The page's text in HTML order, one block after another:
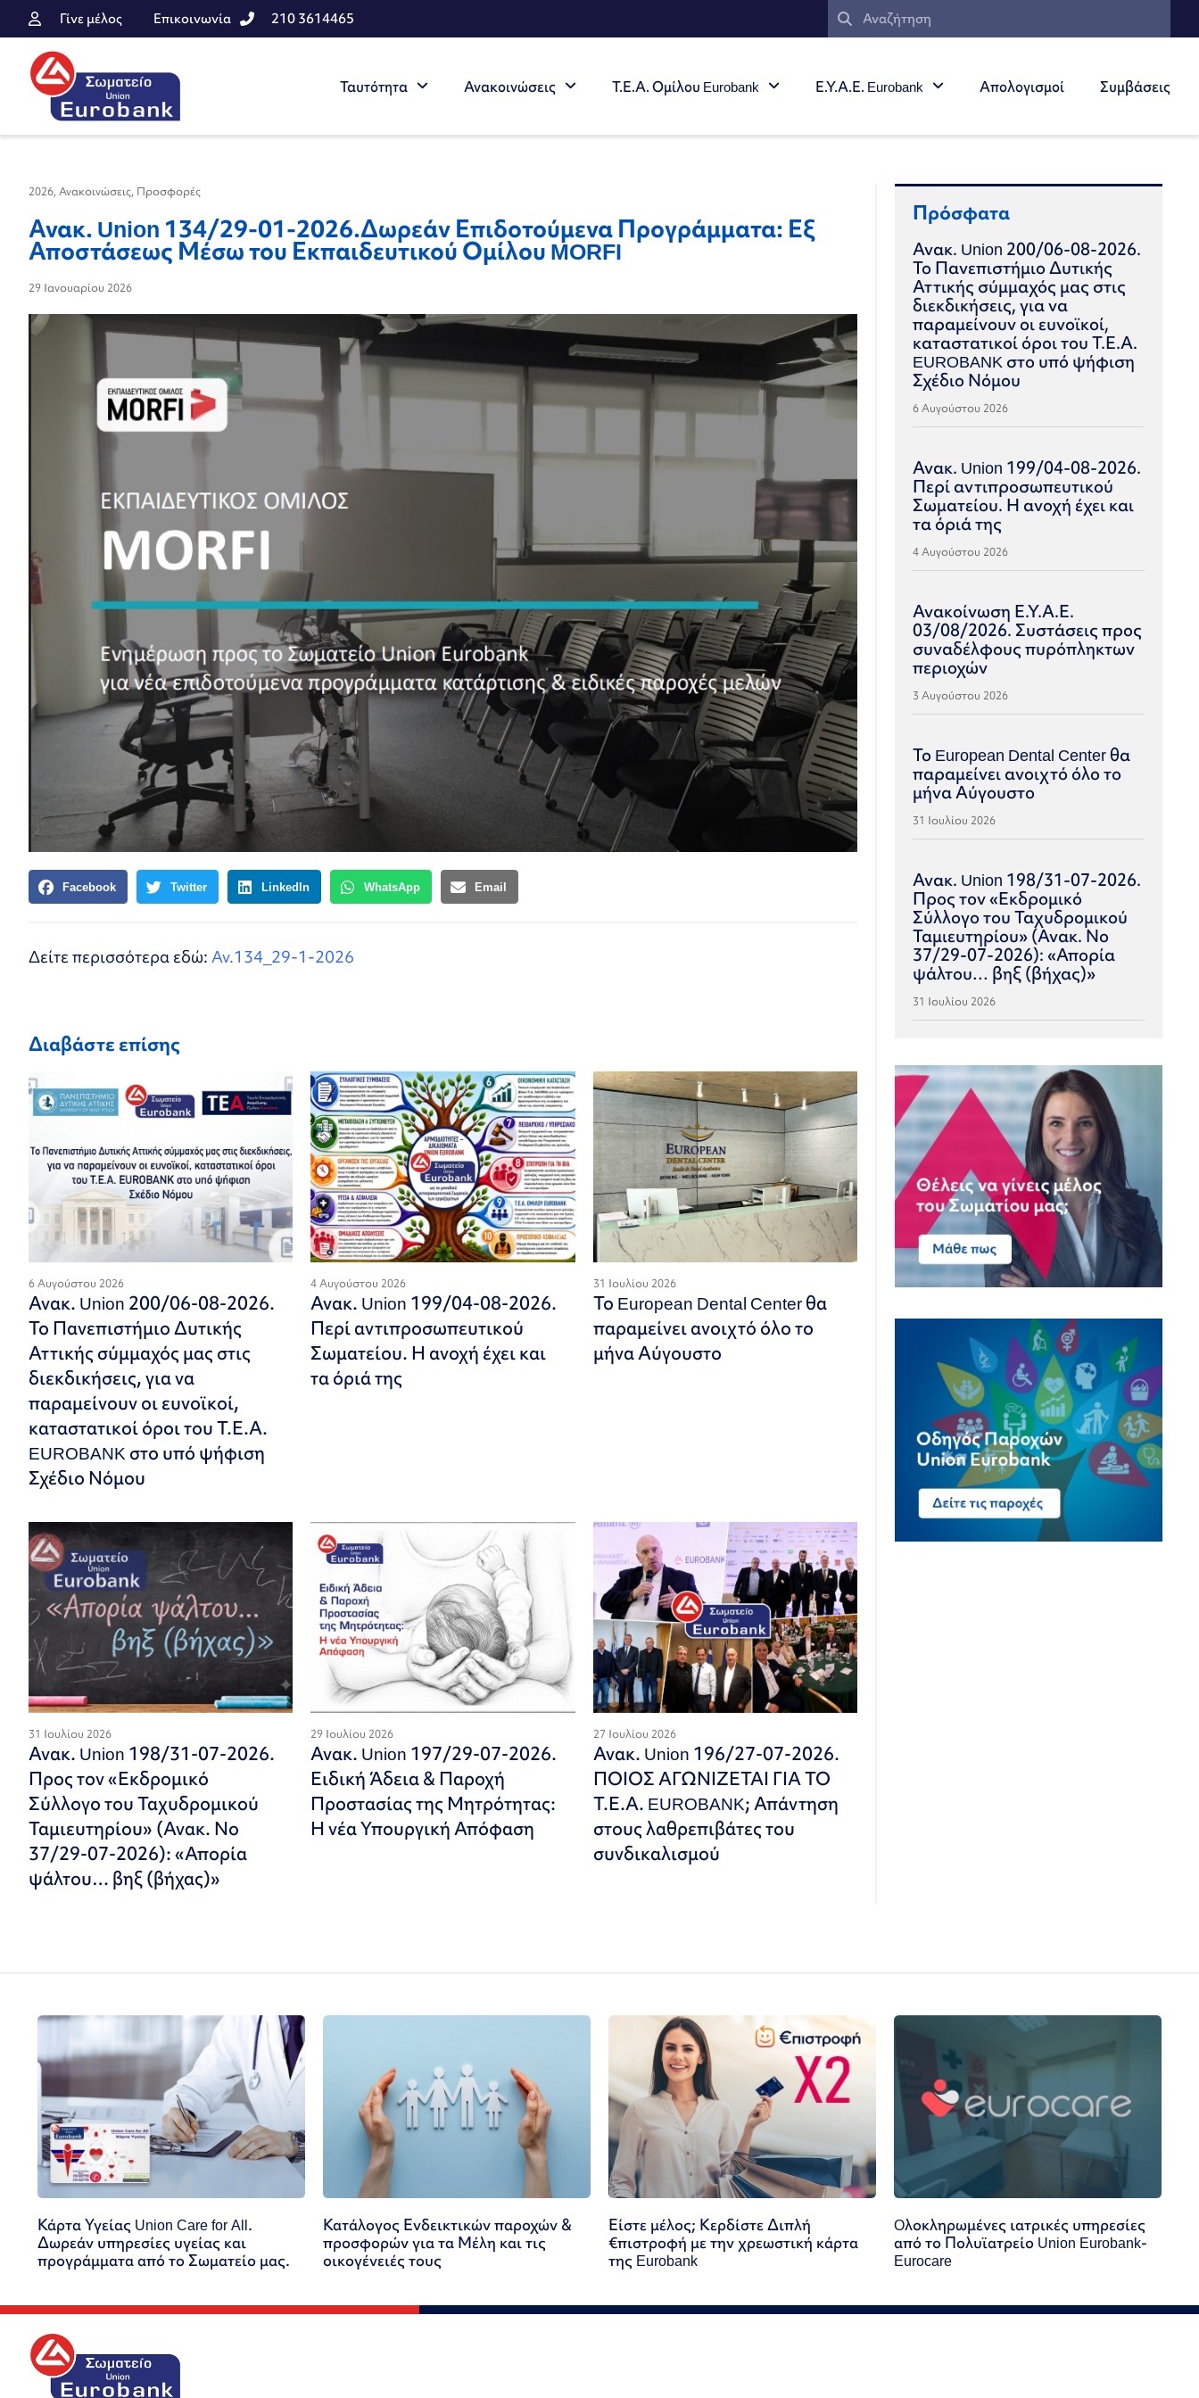
Γίνε μέλος Επικοινωνία 210 3614465
Ταυτότητα Ανακοινώσεις Τ.Ε.Α. Ομίλου Eurobank Ε.Υ.Α.Ε. Eurobank Απολογισμοί Συμβάσεις
2026, Ανακοινώσεις, Προσφορές
Ανακ. Union 134/29-01-2026.Δωρεάν Επιδοτούμενα Προγράμματα: Εξ
Αποστάσεως Μέσω του Εκπαιδευτικού Ομίλου MORFI
29 Ιανουαρίου 2026
Facebook Twitter LinkedIn WhatsApp Email
Δείτε περισσότερα εδώ: Αν.134_29-1-2026
Διαβάστε επίσης
6 Αυγούστου 2026
Ανακ. Union 200/06-08-2026.
Το Πανεπιστήμιο Δυτικής
Αττικής σύμμαχός μας στις
διεκδικήσεις, για να
παραμείνουν οι ευνοϊκοί,
καταστατικοί όροι του Τ.Ε.Α.
EUROBANK στο υπό ψήφιση
Σχέδιο Νόμου
4 Αυγούστου 2026
Ανακ. Union 199/04-08-2026.
Περί αντιπροσωπευτικού
Σωματείου. Η ανοχή έχει και
τα όριά της
31 Ιουλίου 2026
Το European Dental Center θα
παραμείνει ανοιχτό όλο το
μήνα Αύγουστο
31 Ιουλίου 2026
Ανακ. Union 198/31-07-2026.
Προς τον «Εκδρομικό
Σύλλογο του Ταχυδρομικού
Ταμιευτηρίου» (Ανακ. Νο
37/29-07-2026): «Απορία
ψάλτου… βηξ (βήχας)»
29 Ιουλίου 2026
Ανακ. Union 197/29-07-2026.
Ειδική Άδεια & Παροχή
Προστασίας της Μητρότητας:
Η νέα Υπουργική Απόφαση
27 Ιουλίου 2026
Ανακ. Union 196/27-07-2026.
ΠΟΙΟΣ ΑΓΩΝΙΖΕΤΑΙ ΓΙΑ ΤΟ
Τ.Ε.Α. EUROBANK; Απάντηση
στους λαθρεπιβάτες του
συνδικαλισμού
Πρόσφατα
Ανακ. Union 200/06-08-2026.
Το Πανεπιστήμιο Δυτικής
Αττικής σύμμαχός μας στις
διεκδικήσεις, για να
παραμείνουν οι ευνοϊκοί,
καταστατικοί όροι του Τ.Ε.Α.
EUROBANK στο υπό ψήφιση
Σχέδιο Νόμου
6 Αυγούστου 2026
Ανακ. Union 199/04-08-2026.
Περί αντιπροσωπευτικού
Σωματείου. Η ανοχή έχει και
τα όριά της
4 Αυγούστου 2026
Ανακοίνωση Ε.Υ.Α.Ε.
03/08/2026. Συστάσεις προς
συναδέλφους πυρόπληκτων
περιοχών
3 Αυγούστου 2026
Το European Dental Center θα
παραμείνει ανοιχτό όλο το
μήνα Αύγουστο
31 Ιουλίου 2026
Ανακ. Union 198/31-07-2026.
Προς τον «Εκδρομικό
Σύλλογο του Ταχυδρομικού
Ταμιευτηρίου» (Ανακ. Νο
37/29-07-2026): «Απορία
ψάλτου… βηξ (βήχας)»
31 Ιουλίου 2026
Κάρτα Υγείας Union Care for All.
Δωρεάν υπηρεσίες υγείας και
προγράμματα από το Σωματείο μας.
Κατάλογος Ενδεικτικών παροχών &
προσφορών για τα Μέλη και τις
οικογένειές τους
Είστε μέλος; Κερδίστε Διπλή
€πιστροφή με την χρεωστική κάρτα
της Eurobank
Oλοκληρωμένες ιατρικές υπηρεσίες
από το Πολυϊατρείο Union Eurobank-
Eurocare